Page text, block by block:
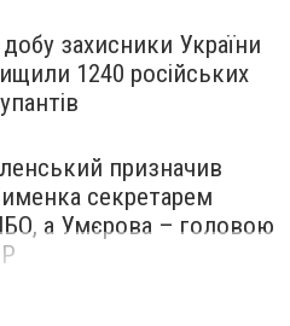
захисники України
1240 російських
призначив
секретарем
а Умєрова – головою